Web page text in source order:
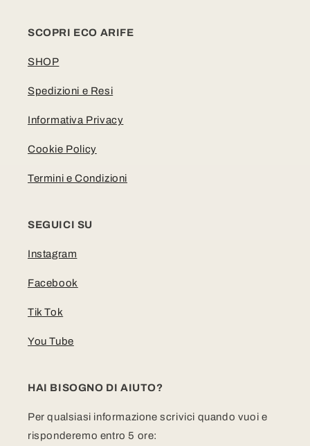
SCOPRI ECO ARIFE
SHOP
Spedizioni e Resi
Informativa Privacy
Cookie Policy
Termini e Condizioni
SEGUICI SU
Instagram
Facebook
Tik Tok
You Tube
HAI BISOGNO DI AIUTO?
Per qualsiasi informazione scrivici quando vuoi e
risponderemo entro 5 ore: